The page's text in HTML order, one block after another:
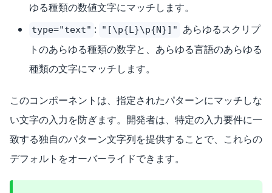
ゆる種類の数値文字にマッチします。
type="text" : "[\p{L}\p{N}]"
あらゆるスクリプ
トのあらゆる種類の数字と、あらゆる言語のあらゆる
種類の文字にマッチします。
このコンポーネントは、指定されたパターンにマッチしな
い文字の入力を防ぎます。開発者は、特定の入力要件に一
致する独自のパターン文字列を提供することで、これらの
デフォルトをオーバーライドできます。